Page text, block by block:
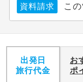
資料請求 こ
出発日
旅行代金
お
ポ